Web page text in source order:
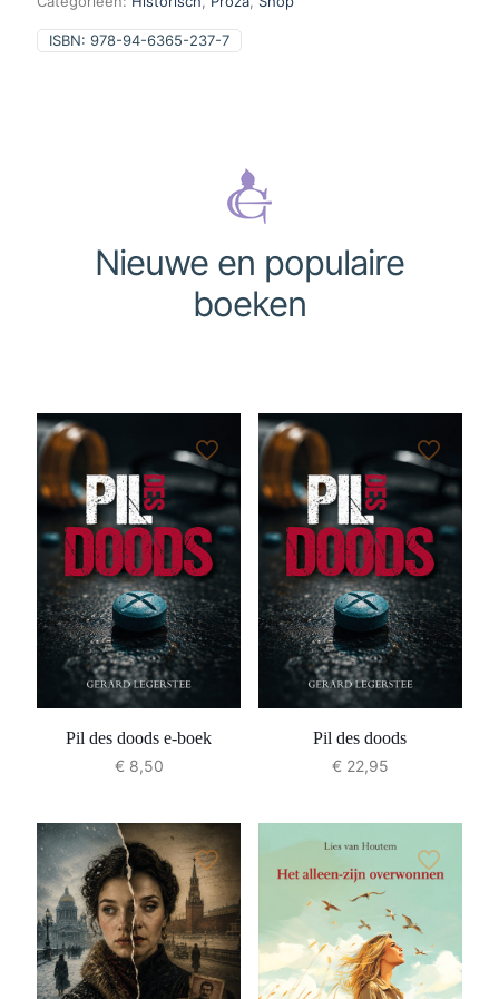
ISBN: 978-94-6365-237-7
Nieuwe en populaire
boeken
Pil des doods e-boek
€8,50
Pil des doods
€22,95